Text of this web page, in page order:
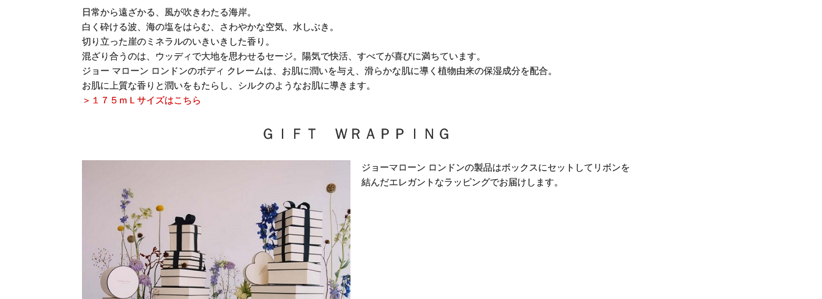
日常から遠ざかる、風が吹きわたる海岸。
白く砕ける波、海の塩をはらむ、さわやかな空気、水しぶき。
切り立った崖のミネラルのいきいきした香り。
混ざり合うのは、ウッディで大地を思わせるセージ。陽気で快活、すべてが喜びに満ちています。
ジョー マローン ロンドンのボディ クレームは、お肌に潤いを与え、滑らかな肌に導く植物由来の保湿成分を配合。
お肌に上質な香りと潤いをもたらし、シルクのようなお肌に導きます。
＞１７５ｍＬサイズはこちら
ＧＩＦＴ ＷＲＡＰＰＩＮＧ
ジョーマローン ロンドンの製品はボックスにセットしてリボンを
結んだエレガントなラッピングでお届けします。